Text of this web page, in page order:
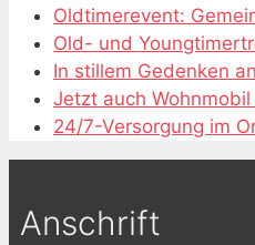
Oldtimerevent:
Old- und
In stillem Gedenken
Jetzt auch
24/7-Versorgung im
Anschrift